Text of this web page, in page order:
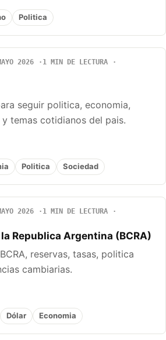
Politica
2026
1 MIN DE LECTURA
seguir politica, economia,
temas cotidianos del pais.
Politica Sociedad
2026
1 MIN DE LECTURA
Republica Argentina (BCRA)
reservas, tasas, politica
cambiarias.
Dólar Economia